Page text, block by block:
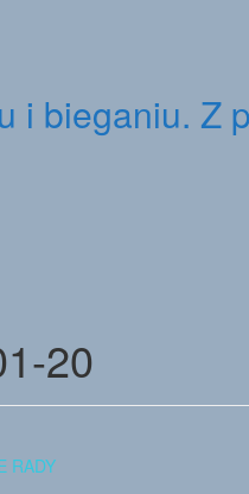
i bieganiu. Z
20
RADY